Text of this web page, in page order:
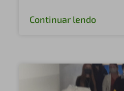
Continuar lendo